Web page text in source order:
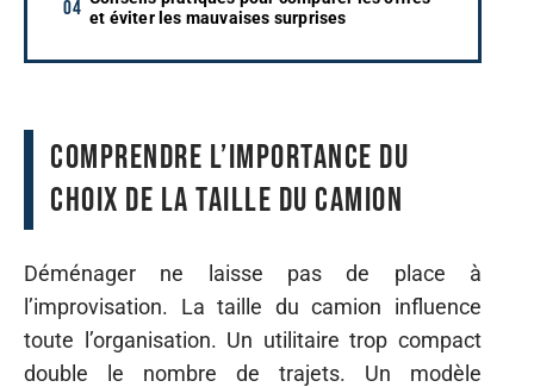
et éviter les mauvaises surprises
Comprendre l’importance du
choix de la taille du camion
Déménager ne laisse pas de place à
l’improvisation. La taille du camion influence
toute l’organisation. Un utilitaire trop compact
double le nombre de trajets. Un modèle